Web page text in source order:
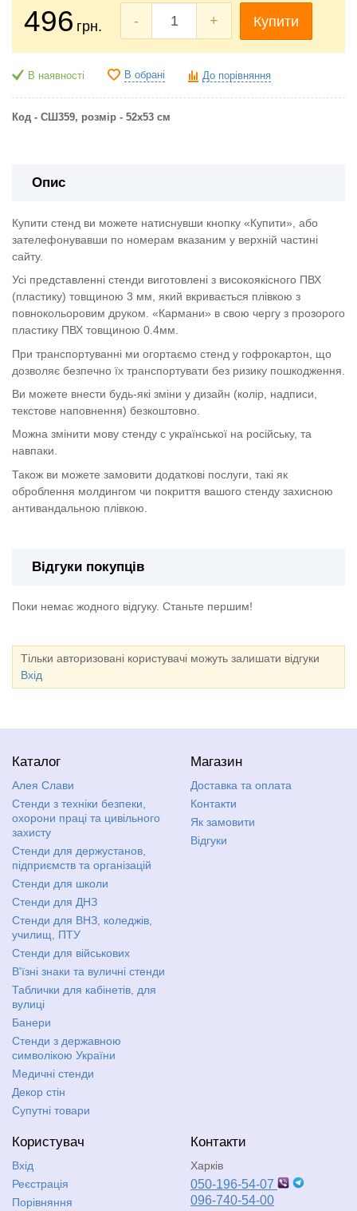
496 грн. - + Купити
В наявності В обрані До порівняння
Код - СШ359, розмір - 52х53 см
Опис
Купити стенд ви можете натиснувши кнопку «Купити», або
зателефонувавши по номерам вказаним у верхній частині
сайту.
Усі представленні стенди виготовлені з високоякісного ПВХ
(пластику) товщиною 3 мм, який вкривається плівкою з
повнокольоровим друком. «Кармани» в свою чергу з прозорого
пластику ПВХ товщиною 0.4мм.
При транспортуванні ми огортаємо стенд у гофрокартон, що
дозволяє безпечно їх транспортувати без ризику пошкодження.
Ви можете внести будь-які зміни у дизайн (колір, надписи,
текстове наповнення) безкоштовно.
Можна змінити мову стенду с української на російську, та
навпаки.
Також ви можете замовити додаткові послуги, такі як
оброблення молдингом чи покриття вашого стенду захисною
антивандальною плівкою.
Відгуки покупців
Поки немає жодного відгуку. Станьте першим!
Тільки авторизовані користувачі можуть залишати відгуки
Вхід
Каталог
Алея Слави
Стенди з техніки безпеки,
охорони праці та цивільного
захисту
Стенди для держустанов,
підприємств та організацій
Стенди для школи
Стенди для ДНЗ
Стенди для ВНЗ, коледжів,
училищ, ПТУ
Стенди для військових
В'їзні знаки та вуличні стенди
Таблички для кабінетів, для
вулиці
Банери
Стенди з державною
символікою України
Медичні стенди
Декор стін
Супутні товари
Магазин
Доставка та оплата
Контакти
Як замовити
Відгуки
Користувач
Вхід
Реєстрація
Порівняння
Контакти
Харків
050-196-54-07
096-740-54-00